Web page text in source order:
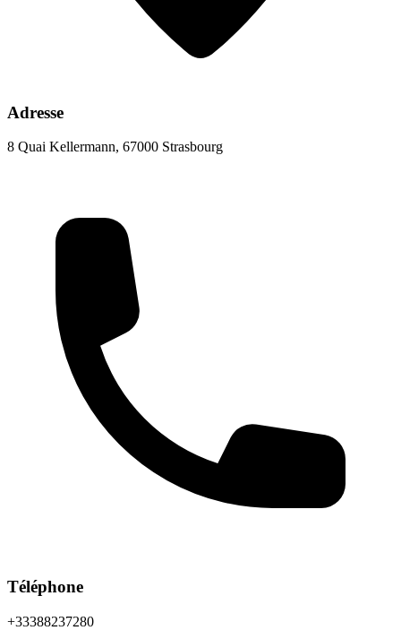
Adresse
8 Quai Kellermann, 67000 Strasbourg
Téléphone
+33388237280